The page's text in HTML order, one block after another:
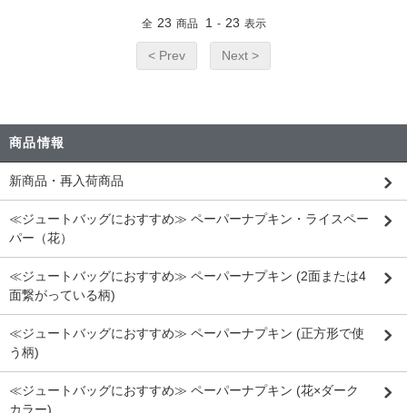
全 23 商品 1 - 23 表示
< Prev Next >
商品情報
新商品・再入荷商品
≪ジュートバッグにおすすめ≫ ペーパーナプキン・ライスペー
パー（花）
≪ジュートバッグにおすすめ≫ ペーパーナプキン (2面または4
面繋がっている柄)
≪ジュートバッグにおすすめ≫ ペーパーナプキン (正方形で使
う柄)
≪ジュートバッグにおすすめ≫ ペーパーナプキン (花×ダーク
カラー)